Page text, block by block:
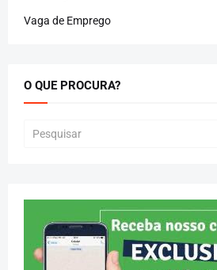
Vaga de Emprego
O QUE PROCURA?